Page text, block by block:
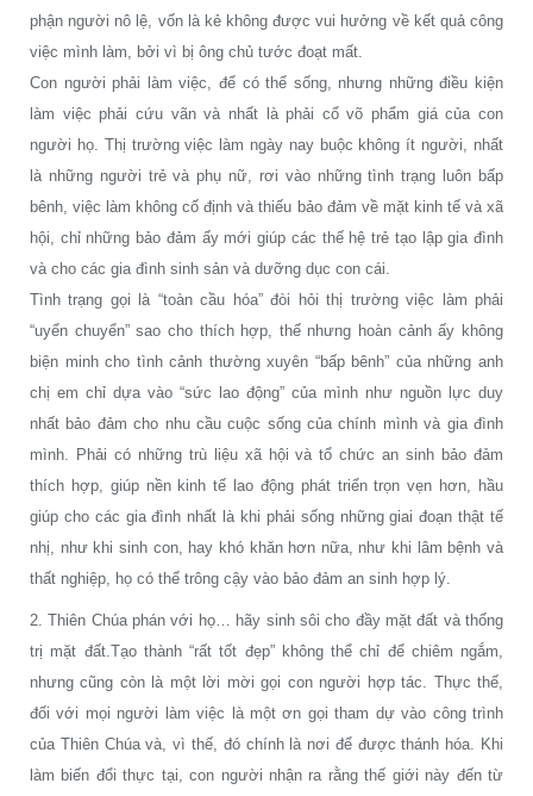
phận người nô lệ, vốn là kẻ không được vui hưởng về kết quả công
việc mình làm, bởi vì bị ông chủ tước đoạt mất.
Con người phải làm việc, để có thể sống, nhưng những điều kiện
làm việc phải cứu vãn và nhất là phải cổ võ phẩm giá của con
người họ. Thị trường việc làm ngày nay buộc không ít người, nhất
là những người trẻ và phụ nữ, rơi vào những tình trạng luôn bấp
bênh, việc làm không cố định và thiếu bảo đảm về mặt kinh tế và xã
hội, chỉ những bảo đảm ấy mới giúp các thế hệ trẻ tạo lập gia đình
và cho các gia đình sinh sản và dưỡng dục con cái.
Tình trạng gọi là “toàn cầu hóa” đòi hỏi thị trường việc làm phải
“uyển chuyển” sao cho thích hợp, thế nhưng hoàn cảnh ấy không
biện minh cho tình cảnh thường xuyên “bấp bênh” của những anh
chị em chỉ dựa vào “sức lao động” của mình như nguồn lực duy
nhất bảo đảm cho nhu cầu cuộc sống của chính mình và gia đình
mình. Phải có những trù liệu xã hội và tổ chức an sinh bảo đảm
thích hợp, giúp nền kinh tế lao động phát triển trọn vẹn hơn, hầu
giúp cho các gia đình nhất là khi phải sống những giai đoạn thật tế
nhị, như khi sinh con, hay khó khăn hơn nữa, như khi lâm bệnh và
thất nghiệp, họ có thể trông cậy vào bảo đảm an sinh hợp lý.
2. Thiên Chúa phán với họ… hãy sinh sôi cho đầy mặt đất và thống
trị mặt đất.Tạo thành “rất tốt đẹp” không thể chỉ để chiêm ngắm,
nhưng cũng còn là một lời mời gọi con người hợp tác. Thực thế,
đối với mọi người làm việc là một ơn gọi tham dự vào công trình
của Thiên Chúa và, vì thế, đó chính là nơi để được thánh hóa. Khi
làm biến đổi thực tại, con người nhận ra rằng thế giới này đến từ